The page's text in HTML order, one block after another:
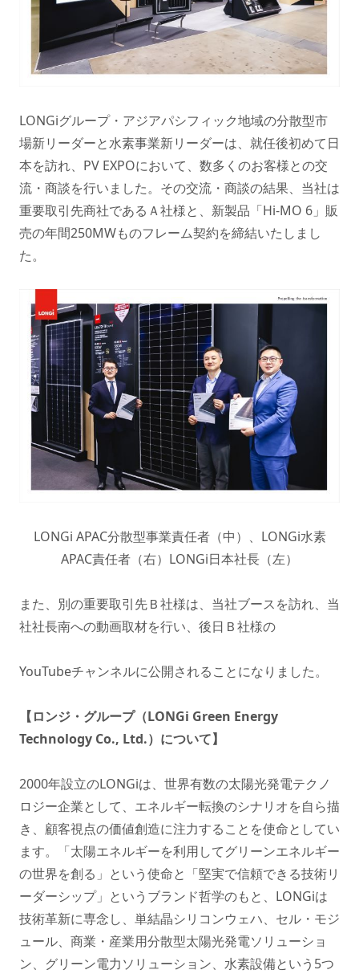
LONGiグループ・アジアパシフィック地域の分散型市
場新リーダーと水素事業新リーダーは、就任後初めて日
本を訪れ、PV EXPOにおいて、数多くのお客様との交
流・商談を行いました。その交流・商談の結果、当社は
重要取引先商社であるＡ社様と、新製品「Hi-MO 6」販
売の年間250MWものフレーム契約を締結いたしまし
た。
LONGi APAC分散型事業責任者（中）、LONGi水素
APAC責任者（右）LONGi日本社長（左）
また、別の重要取引先Ｂ社様は、当社ブースを訪れ、当
社社長南への動画取材を行い、後日Ｂ社様の
YouTubeチャンネルに公開されることになりました。
【ロンジ・グループ（LONGi Green Energy
Technology Co., Ltd.）について】
2000年設立のLONGiは、世界有数の太陽光発電テクノ
ロジー企業として、エネルギー転換のシナリオを自ら描
き、顧客視点の価値創造に注力することを使命としてい
ます。「太陽エネルギーを利用してグリーンエネルギー
の世界を創る」という使命と「堅実で信頼できる技術リ
ーダーシップ」というブランド哲学のもと、LONGiは
技術革新に専念し、単結晶シリコンウェハ、セル・モジ
ュール、商業・産業用分散型太陽光発電ソリューショ
ン、グリーン電力ソリューション、水素設備という5つ